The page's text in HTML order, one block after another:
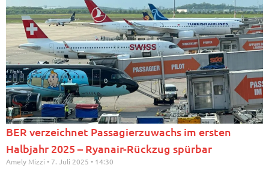
BER verzeichnet Passagierzuwachs im ersten
Halbjahr 2025 – Ryanair-Rückzug spürbar
Amely Mizzi 7. Juli 2025 14:30